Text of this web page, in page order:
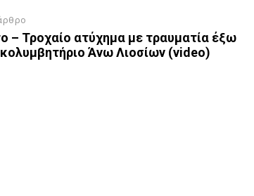
– Τροχαίο ατύχημα με τραυματία έξω
Άνω Λιοσίων (video)